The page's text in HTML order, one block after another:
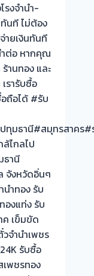
รงจำนำ-
นที ไม่ต้อง
ายเงินทันที
ำต่อ หากคุณ
านทอง และ
รารับซื้อ
ถือได้ #รับ
มธานี#สมุทรสาคร#
ไกลไป
ธานี
จังหวัดอิ่นๆ
นำทอง รับ
องแท่ง รับ
ค เข็มขัด
จำนำเพชร
รับซื้อ
เพชรทอง